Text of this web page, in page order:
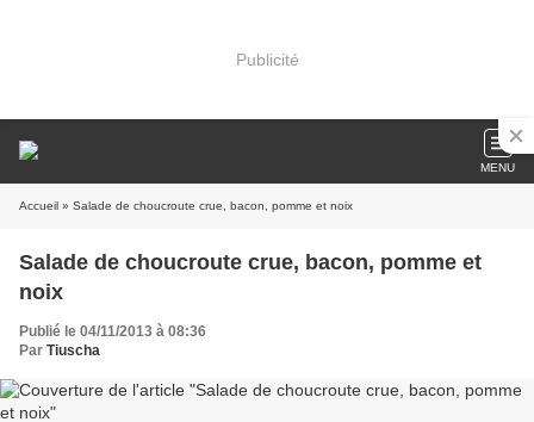
Publicité
MENU
Accueil » Salade de choucroute crue, bacon, pomme et noix
Salade de choucroute crue, bacon, pomme et
noix
Publié le 04/11/2013 à 08:36
Par Tiuscha